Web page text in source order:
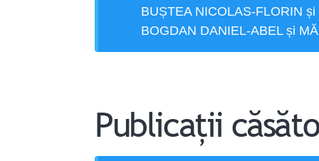
BUȘTEA NICOLAS-FLORIN
BOGDAN DANIEL-ABEL și
Publicații